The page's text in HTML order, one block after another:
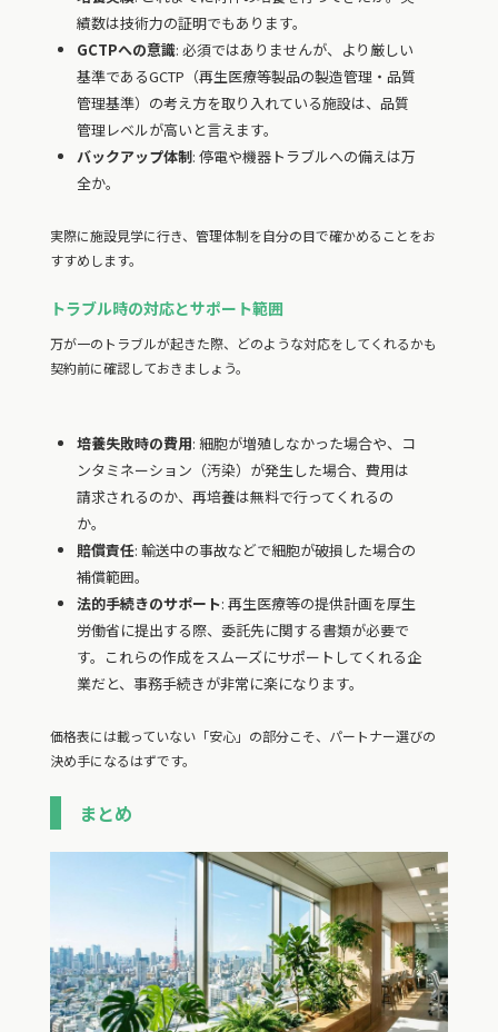
績数は技術力の証明でもあります。
GCTPへの意識: 必須ではありませんが、より厳しい
基準であるGCTP（再生医療等製品の製造管理・品質
管理基準）の考え方を取り入れている施設は、品質
管理レベルが高いと言えます。
バックアップ体制: 停電や機器トラブルへの備えは万
全か。
実際に施設見学に行き、管理体制を自分の目で確かめることをお
すすめします。
トラブル時の対応とサポート範囲
万が一のトラブルが起きた際、どのような対応をしてくれるかも
契約前に確認しておきましょう。
培養失敗時の費用: 細胞が増殖しなかった場合や、コ
ンタミネーション（汚染）が発生した場合、費用は
請求されるのか、再培養は無料で行ってくれるの
か。
賠償責任: 輸送中の事故などで細胞が破損した場合の
補償範囲。
法的手続きのサポート: 再生医療等の提供計画を厚生
労働省に提出する際、委託先に関する書類が必要で
す。これらの作成をスムーズにサポートしてくれる企
業だと、事務手続きが非常に楽になります。
価格表には載っていない「安心」の部分こそ、パートナー選びの
決め手になるはずです。
まとめ